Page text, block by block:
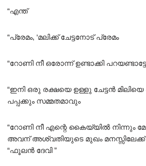
“എന്ത്
“പ്രേമം, ‘മലിക്ക് ചേട്ടനോട് പ്രേമം
“റോണി നീ ഒരോന്ന് ഉണ്ടാക്കി
“ഇനി ഒരു രക്ഷയെ ഉള്ളു ചേട്ടൻ
പപ്പക്കും സമ്മതമാവും
“റോണി നീ എന്റെ കൈയ്യിൽ നിന്നും
അവന് അശ്വതിയുടെ മുഖം
“ഫൂലൻ ദേവി ”